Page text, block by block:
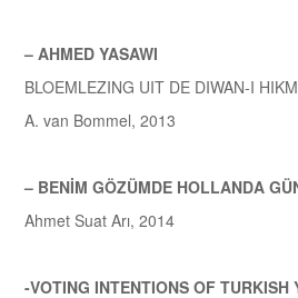
– AHMED YASAWI
BLOEMLEZING UIT DE DIWAN-I
A. van Bommel, 2013
– BENİM GÖZÜMDE HOLLANDA
Ahmet Suat Arı, 2014
-VOTING INTENTIONS OF TURKISH